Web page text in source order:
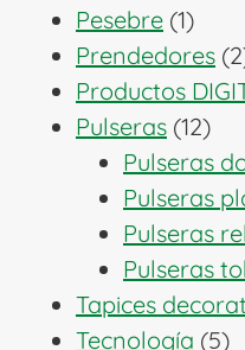
Pesebre 11
Prendedores 2
Productos
Pulseras 1212
Pulseras
Pulseras
Pulseras
Pulseras
Tapices
Tecnología 55